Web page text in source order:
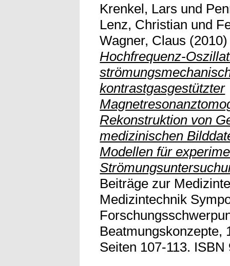
Krenkel, Lars und
Lenz, Christian und
Wagner, Claus
Hochfrequenz-
kontrastgasgestützter
Rekonstruktion von
medizinischen
Modellen für
Beiträge zur
Medizintechnik
Beatmungskonzepte,
Seiten 107-113.